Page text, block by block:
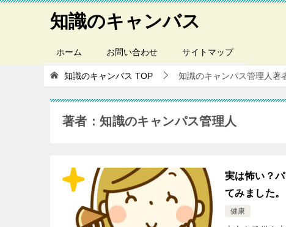
知識のキャンバス
ホーム お問い合わせ サイトマップ
知識のキャンバス TOP 知識のキャンパス管理人著
著者：知識のキャンパス管理人
実は怖い？
てみました。
健康